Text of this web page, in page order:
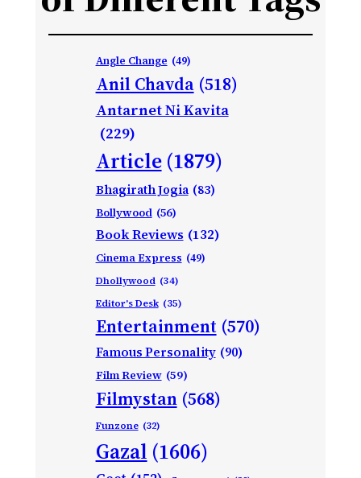
Angle Change (49)
Anil Chavda (518)
Antarnet Ni Kavita
(229)
Article (1879)
Bhagirath Jogia (83)
Bollywood (56)
Book Reviews (132)
Cinema Express (49)
Dhollywood (34)
Editor's Desk (35)
Entertainment (570)
Famous Personality (90)
Film Review (59)
Filmystan (568)
Funzone (32)
Gazal (1606)